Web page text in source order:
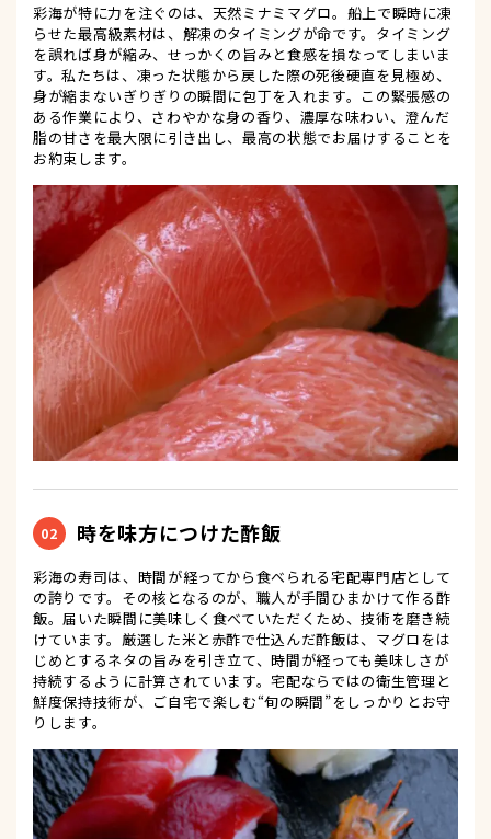
彩海が特に力を注ぐのは、天然ミナミマグロ。船上で瞬時に凍
らせた最高級素材は、解凍のタイミングが命です。タイミング
を誤れば身が縮み、せっかくの旨みと食感を損なってしまいま
す。私たちは、凍った状態から戻した際の死後硬直を見極め、
身が縮まないぎりぎりの瞬間に包丁を入れます。この緊張感の
ある作業により、さわやかな身の香り、濃厚な味わい、澄んだ
脂の甘さを最大限に引き出し、最高の状態でお届けすることを
お約束します。
02 時を味方につけた酢飯
彩海の寿司は、時間が経ってから食べられる宅配専門店として
の誇りです。その核となるのが、職人が手間ひまかけて作る酢
飯。届いた瞬間に美味しく食べていただくため、技術を磨き続
けています。厳選した米と赤酢で仕込んだ酢飯は、マグロをは
じめとするネタの旨みを引き立て、時間が経っても美味しさが
持続するように計算されています。宅配ならではの衛生管理と
鮮度保持技術が、ご自宅で楽しむ“旬の瞬間”をしっかりとお守
りします。